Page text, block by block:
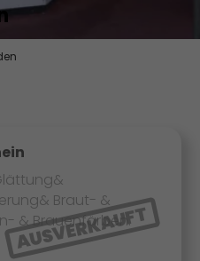
Braut- &
& Brauenfärben.
AUSVERKAUFT